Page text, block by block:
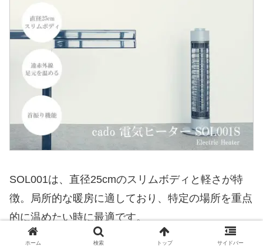
SOL001は、直径25cmのスリムボディと軽さが特
徴。局所的な暖房に適しており、特定の場所を重点
的に温めたい時に最適です。
ホーム 検索 トップ サイドバー